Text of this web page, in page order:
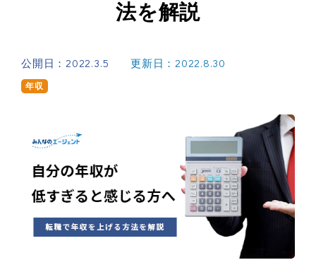
法を解説
公開日：2022.3.5 更新日：2022.8.30
年収